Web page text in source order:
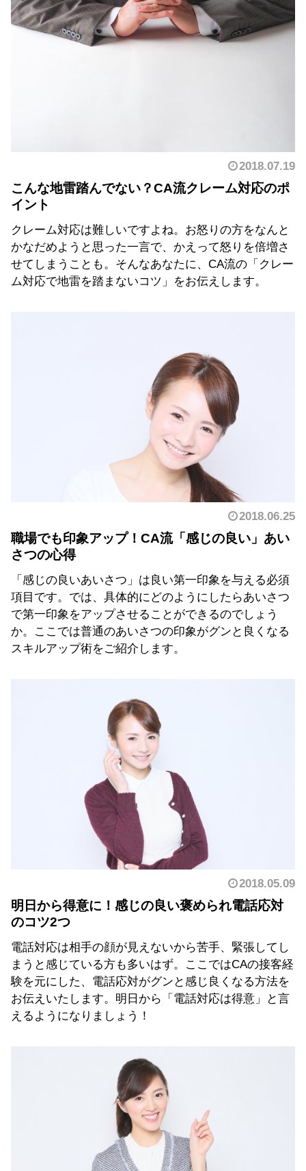
2018.07.19
こんな地雷踏んでない？CA流クレーム対応のポ
イント
クレーム対応は難しいですよね。お怒りの方をなんと
かなだめようと思った一言で、かえって怒りを倍増さ
せてしまうことも。そんなあなたに、CA流の「クレー
ム対応で地雷を踏まないコツ」をお伝えします。
2018.06.25
職場でも印象アップ！CA流「感じの良い」あい
さつの心得
「感じの良いあいさつ」は良い第一印象を与える必須
項目です。では、具体的にどのようにしたらあいさつ
で第一印象をアップさせることができるのでしょう
か。ここでは普通のあいさつの印象がグンと良くなる
スキルアップ術をご紹介します。
2018.05.09
明日から得意に！感じの良い褒められ電話応対
のコツ2つ
電話対応は相手の顔が見えないから苦手、緊張してし
まうと感じている方も多いはず。ここではCAの接客経
験を元にした、電話応対がグンと感じ良くなる方法を
お伝えいたします。明日から「電話対応は得意」と言
えるようになりましょう！